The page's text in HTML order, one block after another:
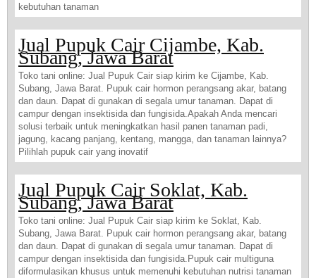
kebutuhan tanaman
Jual Pupuk Cair Cijambe, Kab.
Subang, Jawa Barat
Toko tani online: Jual Pupuk Cair siap kirim ke Cijambe, Kab.
Subang, Jawa Barat. Pupuk cair hormon perangsang akar, batang
dan daun. Dapat di gunakan di segala umur tanaman. Dapat di
campur dengan insektisida dan fungisida.Apakah Anda mencari
solusi terbaik untuk meningkatkan hasil panen tanaman padi,
jagung, kacang panjang, kentang, mangga, dan tanaman lainnya?
Pilihlah pupuk cair yang inovatif
Jual Pupuk Cair Soklat, Kab.
Subang, Jawa Barat
Toko tani online: Jual Pupuk Cair siap kirim ke Soklat, Kab.
Subang, Jawa Barat. Pupuk cair hormon perangsang akar, batang
dan daun. Dapat di gunakan di segala umur tanaman. Dapat di
campur dengan insektisida dan fungisida.Pupuk cair multiguna
diformulasikan khusus untuk memenuhi kebutuhan nutrisi tanaman